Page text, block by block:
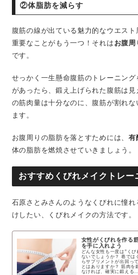
②体脂肪を減らす
腹筋の線が出ている魅力的なウエスト
重要なことがもう一つ！それは お腹周
です。
せっかく一生懸命腹筋のトレーニン
があったら、鍛え上げられた腹筋は
の筋肉量は十分なのに、腹筋が割れな
ます。
お腹周りの脂肪を落とすためには、 有
体の脂肪を燃焼させていきましょう。
おすすめくびれメイクトレー
石原さとみさんのようなくびれに憧
けしたい、くびれメイクの方法です。
女性がくびれを作る
を手に入れよう
どんな女性も一度は”く
ないでしょうか？ 巷では
らサプリメントが出回っ
とはありますか？ 筋肉を
なければ、確実に鍛える...